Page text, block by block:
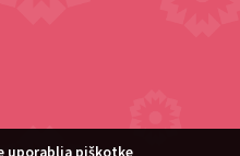
uporablja piškotke